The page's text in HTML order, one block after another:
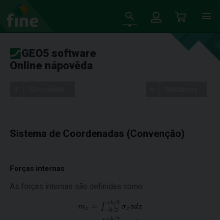
GEO5 software
Online nápověda
Sistema de Coordenadas (Convenção)
Forças internas
As forças internas são definidas como: